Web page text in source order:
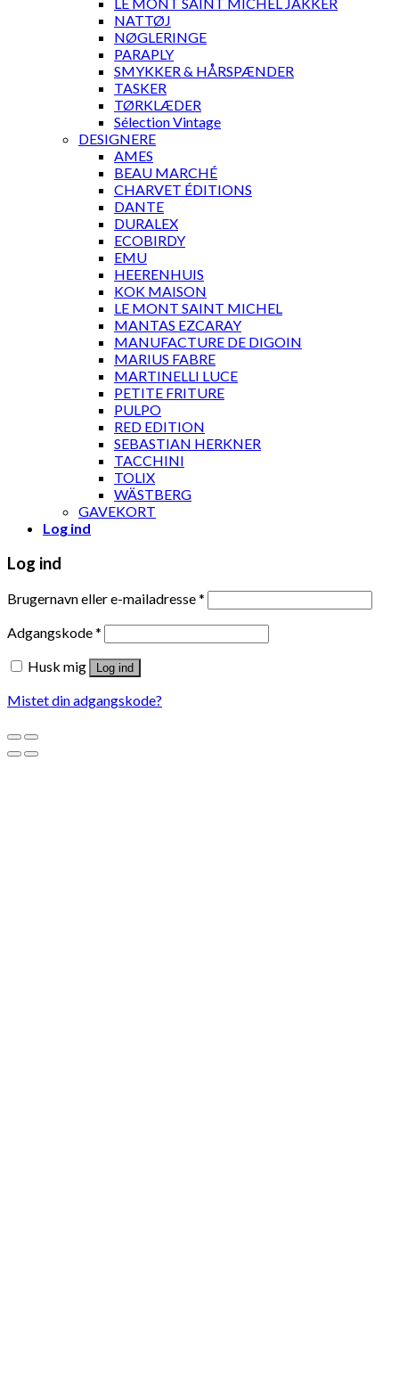
NATTØJ
NØGLERINGE
PARAPLY
SMYKKER & HÅRSPÆNDER
TASKER
TØRKLÆDER
Sélection Vintage
DESIGNERE
AMES
BEAU MARCHÉ
CHARVET ÉDITIONS
DANTE
DURALEX
ECOBIRDY
EMU
HEERENHUIS
KOK MAISON
LE MONT SAINT MICHEL
MANTAS EZCARAY
MANUFACTURE DE DIGOIN
MARIUS FABRE
MARTINELLI LUCE
PETITE FRITURE
PULPO
RED EDITION
SEBASTIAN HERKNER
TACCHINI
TOLIX
WÄSTBERG
GAVEKORT
Log ind
Log ind
Brugernavn eller e-mailadresse*
Adgangskode*
Husk mig
Log ind
Mistet din adgangskode?